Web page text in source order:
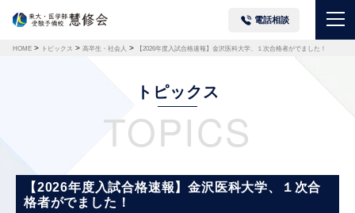
電話相談
HOME > トピックス > 高卒生・社会人 > 【2026年度入試合格速報】金沢医科大学、１次合格者がでました！
トピックス
TOPICS
【2026年度入試合格速報】金沢医科大学、１次合
格者がでました！